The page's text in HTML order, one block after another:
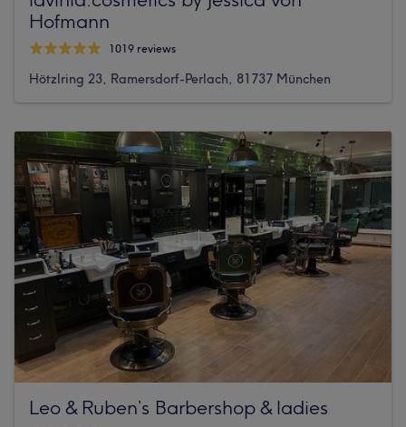
Hofmann
1019 reviews
Hötzlring 23, Ramersdorf-Perlach, 81737 München
Leo & Ruben’s Barbershop & ladies